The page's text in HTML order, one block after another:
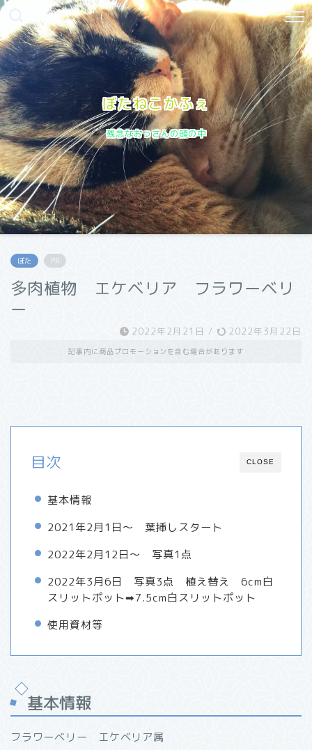
ぼたねこかふぇ
残念なおっさんの頭の中
ぼた PR
多肉植物 エケベリア フラワーベリ
ー
2022年2月21日 / 2022年3月22日
記事内に商品プロモーションを含む場合があります
CLOSE
目次
基本情報
2021年2月1日～ 葉挿しスタート
2022年2月12日～ 写真1点
2022年3月6日 写真3点 植え替え 6cm白
スリットポット➡7.5cm白スリットポット
使用資材等
基本情報
フラワーベリー エケベリア属